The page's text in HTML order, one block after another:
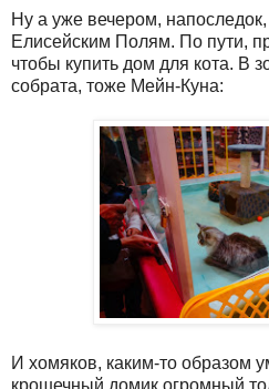
Ну а уже вечером,
Елисейским Полям. По пути,
чтобы купить дом для кота. В
собрата, тоже Мейн-Куна:
И хомяков, каким-то образом
крошечный домик огромный